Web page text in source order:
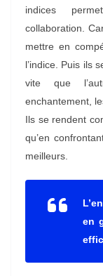
indices
collaboration.
mettre en
l’indice. Puis ils
vite que
enchantement,
Ils se rendent
qu’en
meilleurs.
en